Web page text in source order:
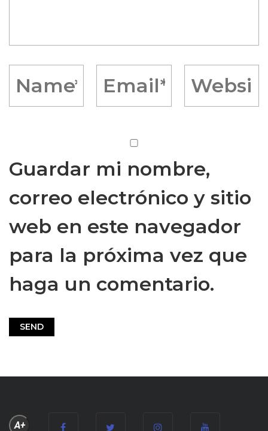
Guardar mi nombre,
correo electrónico y sitio
web en este navegador
para la próxima vez que
haga un comentario.
A+